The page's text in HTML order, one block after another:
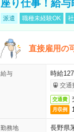
座り仕事！給
派遣 職種未経験OK
直接雇用の
給与 時給
交通
交通費
月収例
勤務地
長野県